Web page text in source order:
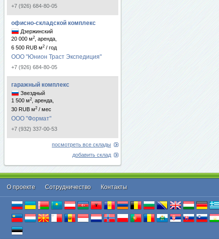
+7 (926) 684-80-05
офисно-складской комплекс
Дзержинский
20 000 м2
, аренда,
6 500 RUB м2 / год
ООО "Юнион Траст Экспедиция"
+7 (926) 684-80-05
гаражный комплекс
Звездный
1 500 м2
, аренда,
30 RUB м2 / мес
ООО "Формат"
+7 (932) 337-00-53
посмотреть все склады
добавить склад
О проекте Cотрудничество Контакты